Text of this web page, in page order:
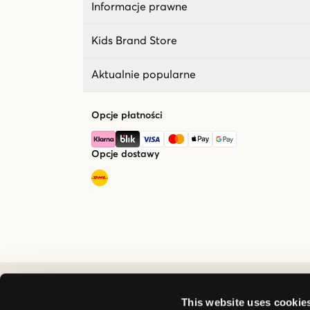
This website uses
Informacje prawne
Kids Brand Store
Aktualnie popularne
Opcje płatności
Opcje dostawy